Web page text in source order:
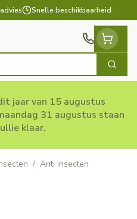
Snelle beschikbaarheid
Zoek
jaar van 15 augustus
31 augustus staan
klaar.
/ Anti insecten